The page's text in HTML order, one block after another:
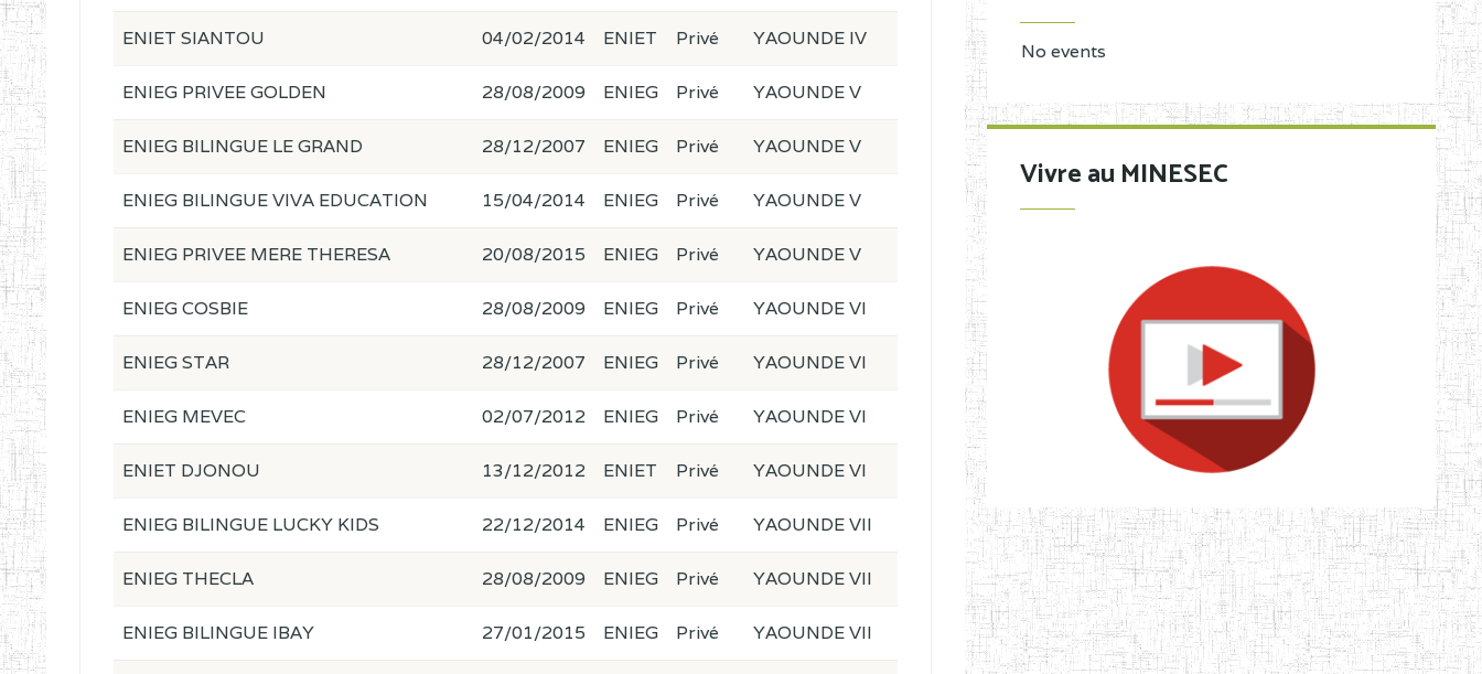
ENIET SIANTOU 04/02/2014 ENIET Privé YAOUNDE IV
ENIEG PRIVEE GOLDEN 28/08/2009 ENIEG Privé YAOUNDE V
ENIEG BILINGUE LE GRAND 28/12/2007 ENIEG Privé YAOUNDE V
ENIEG BILINGUE VIVA EDUCATION 15/04/2014 ENIEG Privé YAOUNDE V
ENIEG PRIVEE MERE THERESA 20/08/2015 ENIEG Privé YAOUNDE V
ENIEG COSBIE 28/08/2009 ENIEG Privé YAOUNDE VI
ENIEG STAR 28/12/2007 ENIEG Privé YAOUNDE VI
ENIEG MEVEC 02/07/2012 ENIEG Privé YAOUNDE VI
ENIET DJONOU 13/12/2012 ENIET Privé YAOUNDE VI
ENIEG BILINGUE LUCKY KIDS 22/12/2014 ENIEG Privé YAOUNDE VII
ENIEG THECLA 28/08/2009 ENIEG Privé YAOUNDE VII
ENIEG BILINGUE IBAY 27/01/2015 ENIEG Privé YAOUNDE VII
No events
Vivre au MINESEC